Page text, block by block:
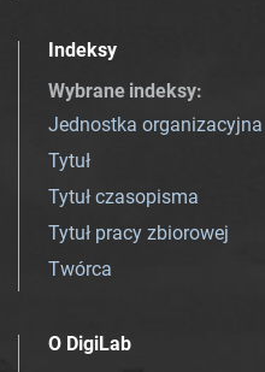
Indeksy
Wybrane indeksy:
Jednostka organizacyjna
Tytuł
Tytuł czasopisma
Tytuł pracy zbiorowej
Twórca
O DigiLab